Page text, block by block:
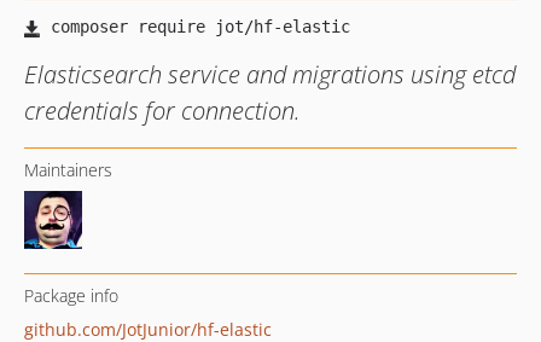
Elasticsearch service and migrations using etcd
credentials for connection.
Maintainers
Package info
github.com/JotJunior/hf-elastic